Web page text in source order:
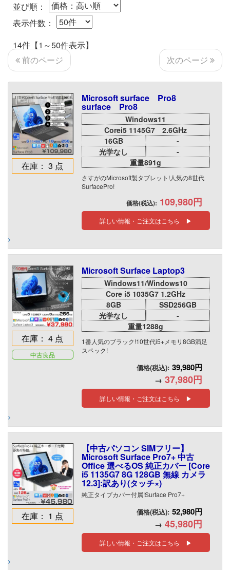
並び順：
表示件数：
14件【1～50件表示】
前のページ 次のページ
在庫： 3 点
Microsoft surface Pro8
surface Pro8
Windows11
Corei5 1145G7 2.6GHz
16GB
-
光学なし
-
重量891g
さすがのMicrosoft製タブレット!人気の8世代
SurfacePro!
価格(税込): 109,980円
詳しい情報・ご注文はこちら ▶
在庫： 4 点
中古良品
Microsoft Surface Laptop3
Windows11/Windows10
Core i5 1035G7 1.2GHz
8GB
SSD256GB
光学なし
-
重量1288g
1番人気のブラック!10世代i5+メモリ8GB満足
スペック!
価格(税込): 39,980円
→ 37,980円
詳しい情報・ご注文はこちら ▶
在庫： 1 点
【中古パソコン SIMフリー】
Microsoft Surface Pro7+ 中古
Office 選べるOS 純正カバー [Core
i5 1135G7 8G 128GB 無線 カメラ
12.3]:訳あり(タッチ×)
純正タイプカバー付属!Surface Pro7+
価格(税込): 52,980円
→ 45,980円
詳しい情報・ご注文はこちら ▶